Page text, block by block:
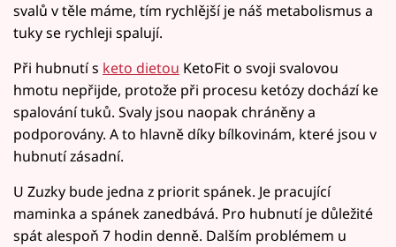
svalů v těle máme, tím rychlější je náš metabolismus a
tuky se rychleji spalují.
Při hubnutí s keto dietou KetoFit o svoji svalovou
hmotu nepřijde, protože při procesu ketózy dochází ke
spalování tuků. Svaly jsou naopak chráněny a
podporovány. A to hlavně díky bílkovinám, které jsou v
hubnutí zásadní.
U Zuzky bude jedna z priorit spánek. Je pracující
maminka a spánek zanedbává. Pro hubnutí je důležité
spát alespoň 7 hodin denně. Dalším problémem u